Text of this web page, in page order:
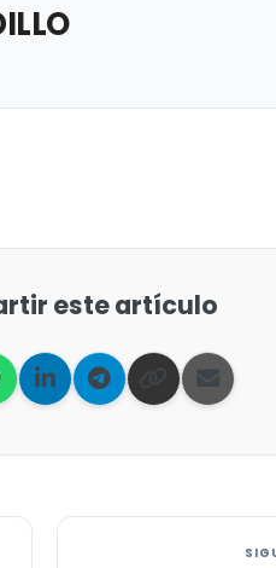
este artículo